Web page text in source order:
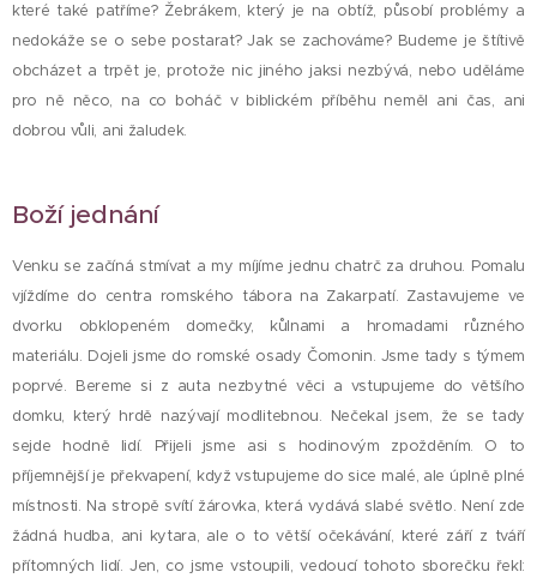
které také patříme? Žebrákem, který je na obtíž, působí problémy a
nedokáže se o sebe postarat? Jak se zachováme? Budeme je štítivě
obcházet a trpět je, protože nic jiného jaksi nezbývá, nebo uděláme
pro ně něco, na co boháč v biblickém příběhu neměl ani čas, ani
dobrou vůli, ani žaludek.
Boží jednání
Venku se začíná stmívat a my míjíme jednu chatrč za druhou. Pomalu
vjíždíme do centra romského tábora na Zakarpatí. Zastavujeme ve
dvorku obklopeném domečky, kůlnami a hromadami různého
materiálu. Dojeli jsme do romské osady Čomonin. Jsme tady s týmem
poprvé. Bereme si z auta nezbytné věci a vstupujeme do většího
domku, který hrdě nazývají modlitebnou. Nečekal jsem, že se tady
sejde hodně lidí. Přijeli jsme asi s hodinovým zpožděním. O to
příjemnější je překvapení, když vstupujeme do sice malé, ale úplně plné
místnosti. Na stropě svítí žárovka, která vydává slabé světlo. Není zde
žádná hudba, ani kytara, ale o to větší očekávání, které září z tváří
přítomných lidí. Jen, co jsme vstoupili, vedoucí tohoto sborečku řekl: